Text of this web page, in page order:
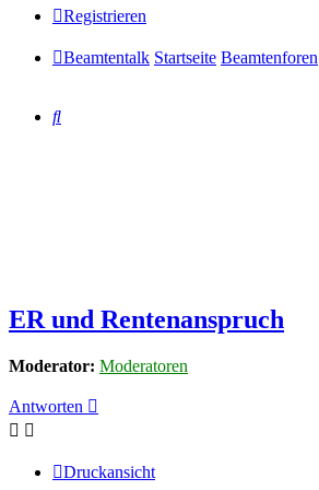
Registrieren
Beamtentalk Startseite Beamtenforen
Suche
ER und Rentenanspruch
Moderator: Moderatoren
Antworten
Druckansicht